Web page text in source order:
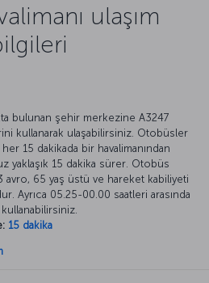
ulaşım
bulunan şehir merkezine A3247
kullanarak ulaşabilirsiniz. Otobüsler
15 dakikada bir havalimanından
yaklaşık 15 dakika sürer. Otobüs
65 yaş üstü ve hareket kabiliyeti
Ayrıca 05.25-00.00 saatleri arasında
15 dakika